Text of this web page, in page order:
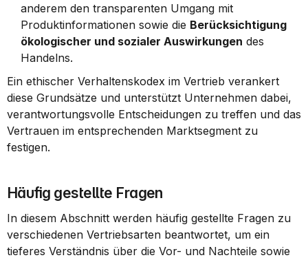
anderem den transparenten Umgang mit
Produktinformationen sowie die Berücksichtigung
ökologischer und sozialer Auswirkungen des
Handelns.
Ein ethischer Verhaltenskodex im Vertrieb verankert
diese Grundsätze und unterstützt Unternehmen dabei,
verantwortungsvolle Entscheidungen zu treffen und das
Vertrauen im entsprechenden Marktsegment zu
festigen.
Häufig gestellte Fragen
In diesem Abschnitt werden häufig gestellte Fragen zu
verschiedenen Vertriebsarten beantwortet, um ein
tieferes Verständnis über die Vor- und Nachteile sowie